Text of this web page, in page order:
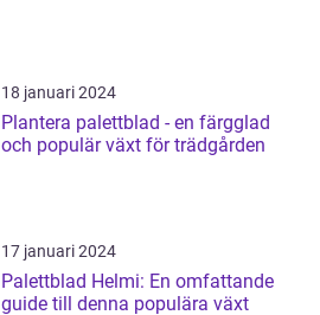
18 januari 2024
Plantera palettblad - en färgglad
och populär växt för trädgården
17 januari 2024
Palettblad Helmi: En omfattande
guide till denna populära växt